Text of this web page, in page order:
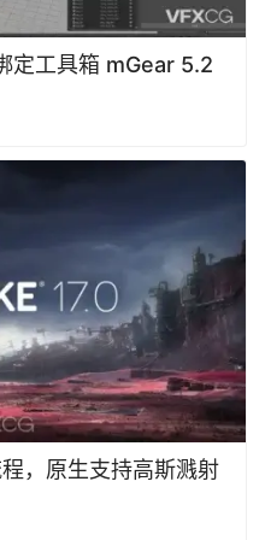
定工具箱 mGear 5.2
，原生支持高斯溅射